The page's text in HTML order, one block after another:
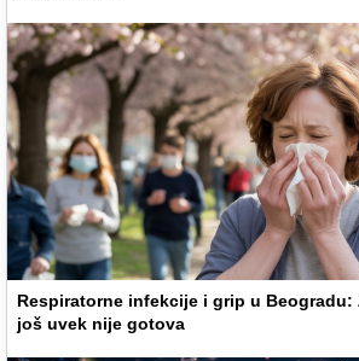
Respiratorne infekcije i grip u Beogradu:
još uvek nije gotova